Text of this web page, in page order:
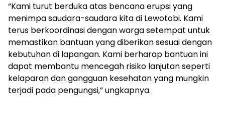
“Kami turut berduka atas bencana erupsi yang
menimpa saudara-saudara kita di Lewotobi. Kami
terus berkoordinasi dengan warga setempat untuk
memastikan bantuan yang diberikan sesuai dengan
kebutuhan di lapangan. Kami berharap bantuan ini
dapat membantu mencegah risiko lanjutan seperti
kelaparan dan gangguan kesehatan yang mungkin
terjadi pada pengungsi,” ungkapnya.